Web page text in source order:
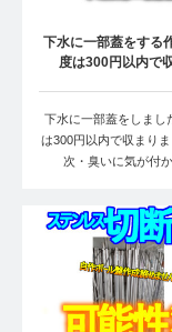
下水に一部蓋をする
度は300円以内で
下水に一部蓋をしまし
は300円以内で収まり
次・臭いに気が付